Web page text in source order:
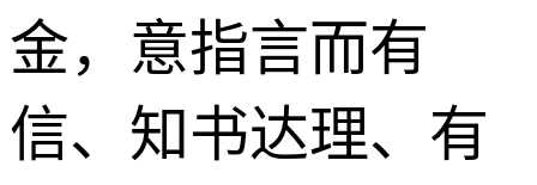
金，意指言而有
信、知书达理、有